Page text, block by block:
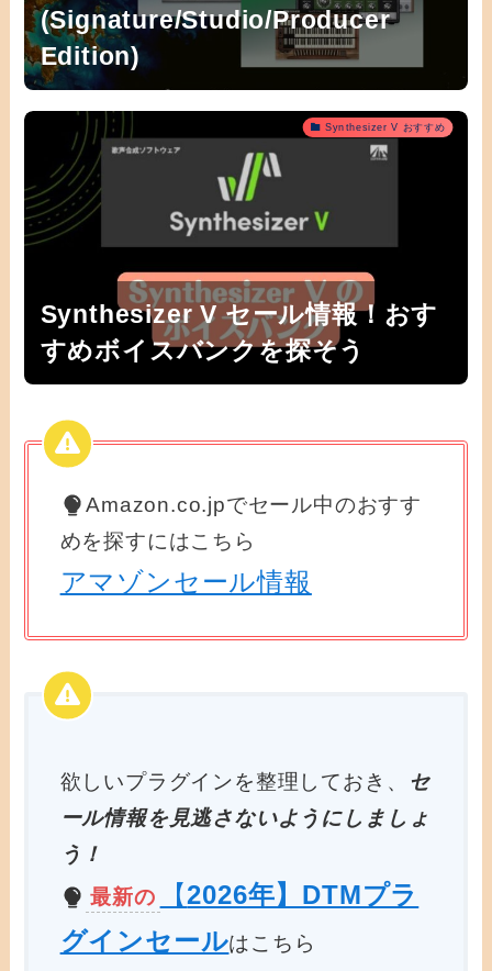
(Signature/Studio/Producer
Edition)
Synthesizer V おすすめ
Synthesizer V セール情報！おす
すめボイスバンクを探そう
Amazon.co.jpでセール中のおすす
めを探すにはこちら
アマゾンセール情報
欲しいプラグインを整理しておき、
セ
ール情報を見逃さないようにしましょ
う！
最新の
【2026年】DTMプラ
グインセールはこちら